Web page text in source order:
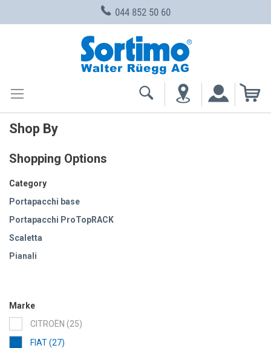
044 852 50 60
Shop By
Shopping Options
Category
Portapacchi base
Portapacchi ProTopRACK
Scaletta
Pianali
Marke
CITROËN
25items
FIAT 27items